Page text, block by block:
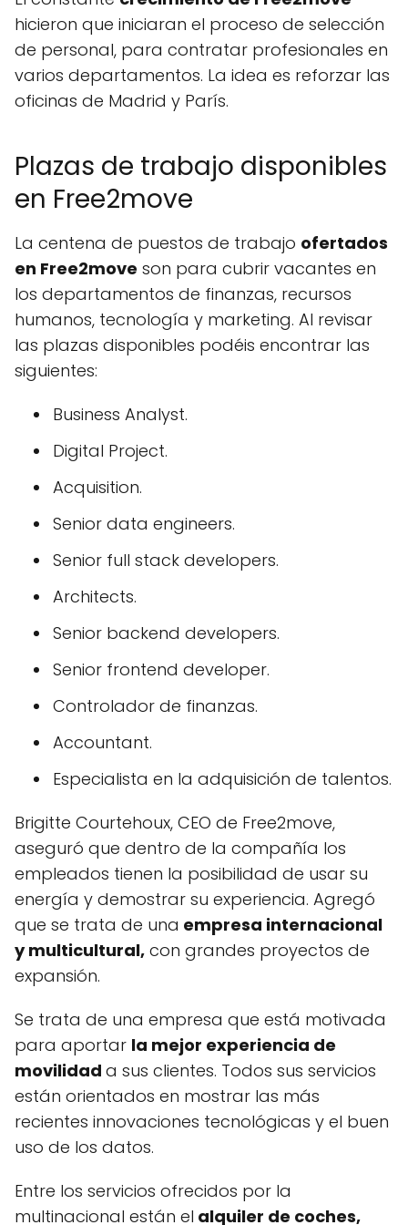
hicieron que iniciaran el proceso de selección
de personal, para contratar profesionales en
varios departamentos. La idea es reforzar las
oficinas de Madrid y París.
Plazas de trabajo disponibles
en Free2move
La centena de puestos de trabajo ofertados
en Free2move son para cubrir vacantes en
los departamentos de finanzas, recursos
humanos, tecnología y marketing. Al revisar
las plazas disponibles podéis encontrar las
siguientes:
Business Analyst.
Digital Project.
Acquisition.
Senior data engineers.
Senior full stack developers.
Architects.
Senior backend developers.
Senior frontend developer.
Controlador de finanzas.
Accountant.
Especialista en la adquisición de talentos.
Brigitte Courtehoux, CEO de Free2move,
aseguró que dentro de la compañía los
empleados tienen la posibilidad de usar su
energía y demostrar su experiencia. Agregó
que se trata de una empresa internacional
y multicultural, con grandes proyectos de
expansión.
Se trata de una empresa que está motivada
para aportar la mejor experiencia de
movilidad a sus clientes. Todos sus servicios
están orientados en mostrar las más
recientes innovaciones tecnológicas y el buen
uso de los datos.
Entre los servicios ofrecidos por la
multinacional están el alquiler de coches,